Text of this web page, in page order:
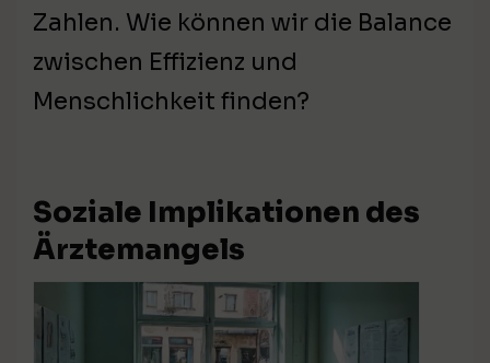
Zahlen. Wie können wir die Balance
zwischen Effizienz und
Menschlichkeit finden?
Soziale Implikationen des
Ärztemangels